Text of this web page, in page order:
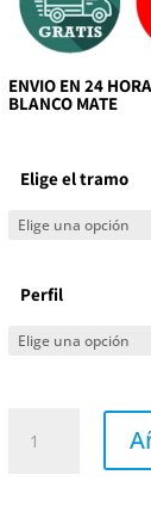
ENVIO EN 24
BLANCO MATE
Elige el tramo
Perfil
ducha
VANCOUVER